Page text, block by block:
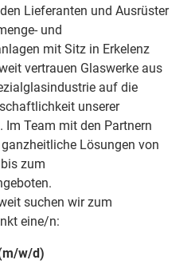
Lieferanten und Ausrüster
und
mit Sitz in Erkelenz
vertrauen Glaswerke aus
auf die
unserer
Im Team mit den Partnern
Lösungen von
zum
suchen wir zum
eine/n:
w/d)